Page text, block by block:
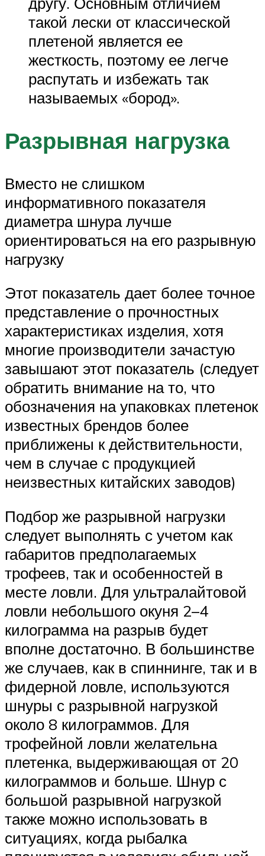
такой лески от классической
плетеной является ее
жесткость, поэтому ее легче
распутать и избежать так
называемых «бород».
Разрывная нагрузка
Вместо не слишком
информативного показателя
диаметра шнура лучше
ориентироваться на его разрывную
нагрузку
Этот показатель дает более точное
представление о прочностных
характеристиках изделия, хотя
многие производители зачастую
завышают этот показатель (следует
обратить внимание на то, что
обозначения на упаковках плетенок
известных брендов более
приближены к действительности,
чем в случае с продукцией
неизвестных китайских заводов)
Подбор же разрывной нагрузки
следует выполнять с учетом как
габаритов предполагаемых
трофеев, так и особенностей в
месте ловли. Для ультралайтовой
ловли небольшого окуня 2–4
килограмма на разрыв будет
вполне достаточно. В большинстве
же случаев, как в спиннинге, так и в
фидерной ловле, используются
шнуры с разрывной нагрузкой
около 8 килограммов. Для
трофейной ловли желательна
плетенка, выдерживающая от 20
килограммов и больше. Шнур с
большой разрывной нагрузкой
также можно использовать в
ситуациях, когда рыбалка